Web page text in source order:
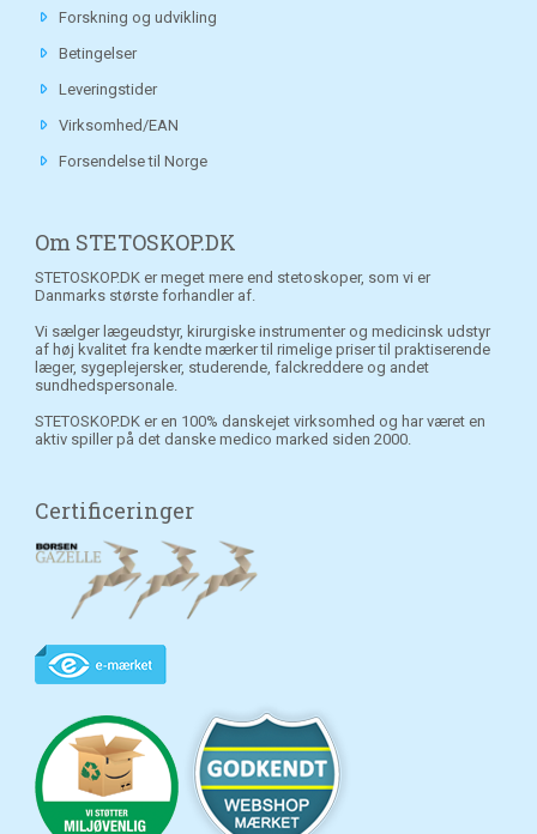
Forskning og udvikling
Betingelser
Leveringstider
Virksomhed/EAN
Forsendelse til Norge
Om STETOSKOP.DK
STETOSKOP.DK er meget mere end stetoskoper, som vi er
Danmarks største forhandler af.
Vi sælger lægeudstyr, kirurgiske instrumenter og medicinsk udstyr
af høj kvalitet fra kendte mærker til rimelige priser til praktiserende
læger, sygeplejersker, studerende, falckreddere og andet
sundhedspersonale.
STETOSKOP.DK er en 100% danskejet virksomhed og har været en
aktiv spiller på det danske medico marked siden 2000.
Certificeringer